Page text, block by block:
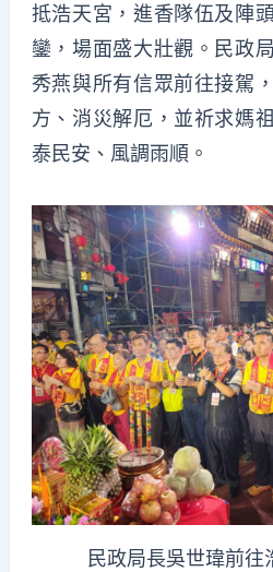
抵浩天宮，進香隊伍及陣
鑾，場面盛大壯觀。民政
秀燕與所有信眾前往接駕
方、消災解厄，並祈求媽
泰民安、風調雨順。
民政局長吳世瑋前往